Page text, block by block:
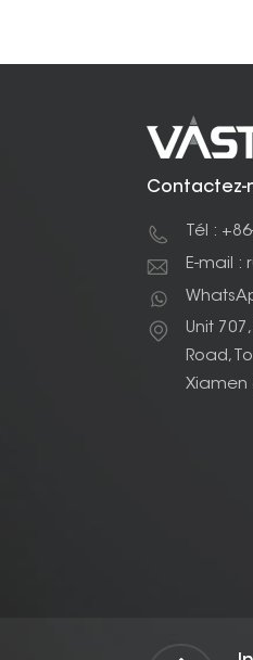
Contactez-
Tél :
E-mail :
Unit
Road,
Xiamen